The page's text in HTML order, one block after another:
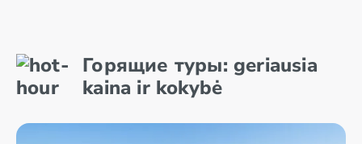
Kreta – Agios
Nikolaosas
Kreta –
Retimnas
Горящие туры: geriausia
kaina ir kokybė